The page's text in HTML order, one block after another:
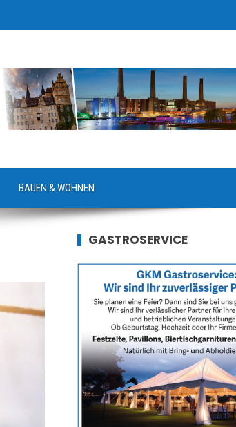
BAUEN & WOHNEN
GASTROSERVICE